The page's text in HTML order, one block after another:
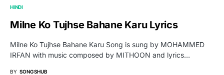
HINDI
Milne Ko Tujhse Bahane Karu Lyrics
Milne Ko Tujhse Bahane Karu Song is sung by MOHAMMED
IRFAN with music composed by MITHOON and lyrics…
BY SONGSHUB